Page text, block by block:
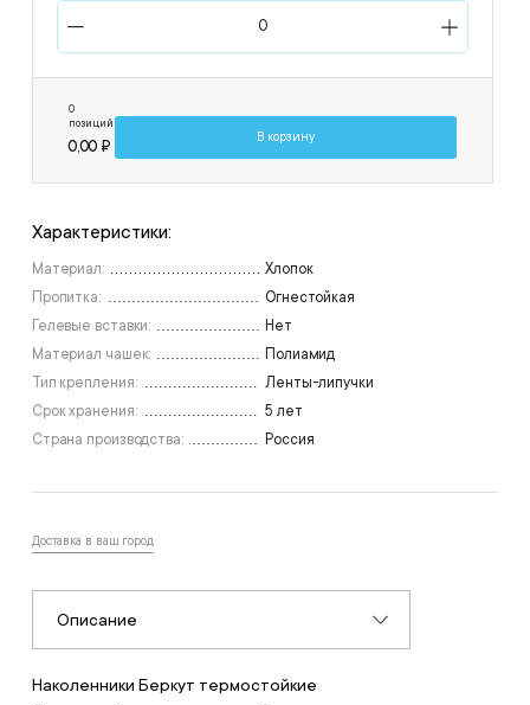
0
позиций
0,00 ₽
В корзину
Характеристики:
Материал:
Хлопок
Пропитка:
Огнестойкая
Гелевые вставки:
Нет
Материал чашек:
Полиамид
Тип крепления:
Ленты-липучки
Срок хранения:
5 лет
Страна производства:
Россия
Доставка в ваш город
Описание
Наколенники Беркут термостойкие